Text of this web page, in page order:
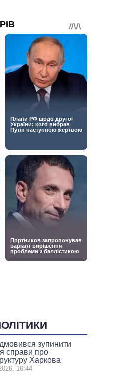
зупинити
справи про
Харкова
16:44